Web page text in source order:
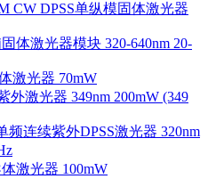
CW DPSS单纵模固体激光器
体激光器模块 320-640nm 20-
激光器 70mW
外激光器 349nm 200mW (349
频连续紫外DPSS激光器 320nm
激光器 100mW